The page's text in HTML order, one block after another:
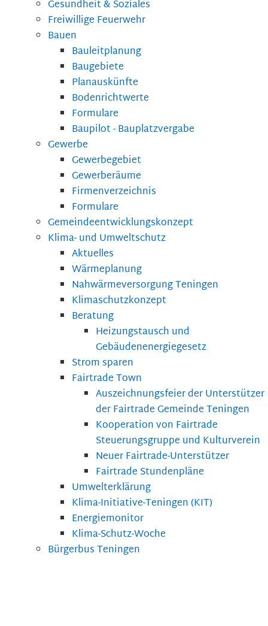
Gesundheit & Soziales
Freiwillige Feuerwehr
Bauen
Bauleitplanung
Baugebiete
Planauskünfte
Bodenrichtwerte
Formulare
Baupilot - Bauplatzvergabe
Gewerbe
Gewerbegebiet
Gewerberäume
Firmenverzeichnis
Formulare
Gemeindeentwicklungskonzept
Klima- und Umweltschutz
Aktuelles
Wärmeplanung
Nahwärmeversorgung Teningen
Klimaschutzkonzept
Beratung
Heizungstausch und
Gebäudenenergiegesetz
Strom sparen
Fairtrade Town
Auszeichnungsfeier der Unterstützer
der Fairtrade Gemeinde Teningen
Kooperation von Fairtrade
Steuerungsgruppe und Kulturverein
Neuer Fairtrade-Unterstützer
Fairtrade Stundenpläne
Umwelterklärung
Klima-Initiative-Teningen (KIT)
Energiemonitor
Klima-Schutz-Woche
Bürgerbus Teningen